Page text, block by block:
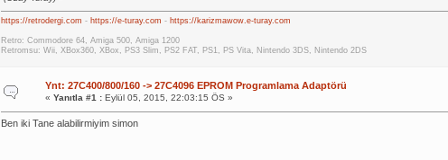
https://retrodergi.com - https://e-turay.com - https://karizmawow.e-turay.com
Retro: Commodore 64, Amiga 500, Amiga 1200
Retromsu: Wii, XBox360, XBox, PS3 Slim, PS2 FAT, PS1, PS Vita, Nintendo 3DS, Nintendo 2DS
Ynt: 27C400/800/160 -> 27C4096 EPROM Programlama Adaptörü
« Yanıtla #1 :Eylül 05, 2015, 22:03:15 ÖS »
Ben iki Tane alabilirmiyim simon